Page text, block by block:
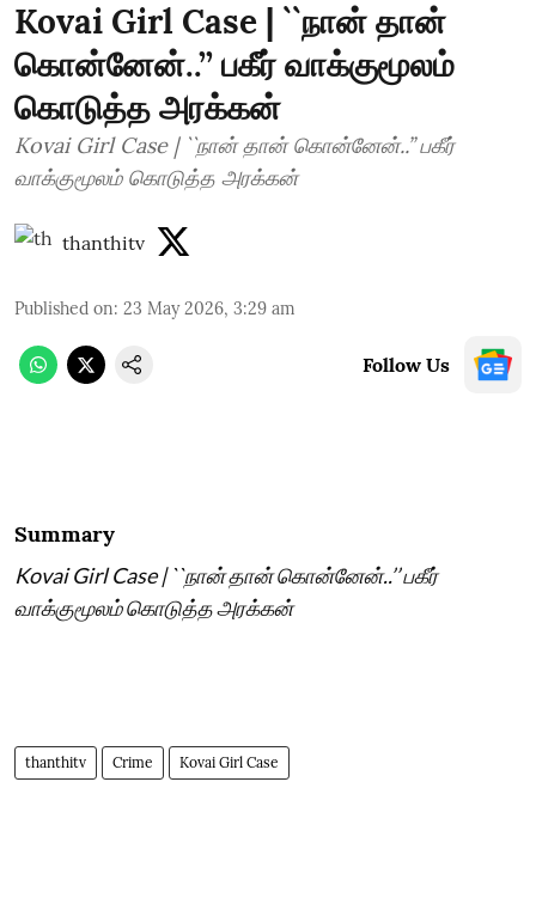
Kovai Girl Case | ``நான் தான்
கொன்னேன்..’’ பகீர் வாக்குமூலம்
கொடுத்த அரக்கன்
Kovai Girl Case | ``நான் தான் கொன்னேன்..’’ பகீர்
வாக்குமூலம் கொடுத்த அரக்கன்
thanthitv
Published on: 23 May 2026, 3:29 am
Follow Us
Summary
Kovai Girl Case | ``நான் தான் கொன்னேன்..’’ பகீர்
வாக்குமூலம் கொடுத்த அரக்கன்
thanthitv Crime Kovai Girl Case